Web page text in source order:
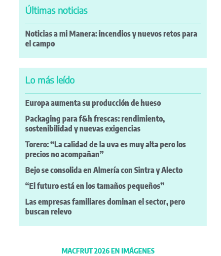
Últimas noticias
Noticias a mi Manera: incendios y nuevos retos para
el campo
Lo más leído
Europa aumenta su producción de hueso
Packaging para f&h frescas: rendimiento,
sostenibilidad y nuevas exigencias
Torero: “La calidad de la uva es muy alta pero los
precios no acompañan”
Bejo se consolida en Almería con Sintra y Alecto
“El futuro está en los tamaños pequeños”
Las empresas familiares dominan el sector, pero
buscan relevo
MACFRUT 2026 EN IMÁGENES